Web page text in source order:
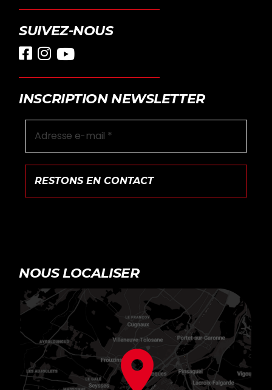
SUIVEZ-NOUS
INSCRIPTION NEWSLETTER
NOUS LOCALISER